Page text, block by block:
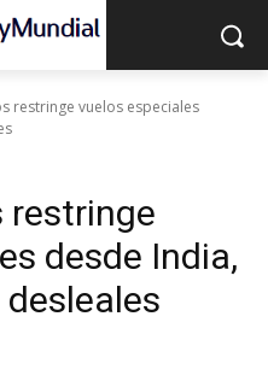
restringe vuelos especiales
restringe
desde India,